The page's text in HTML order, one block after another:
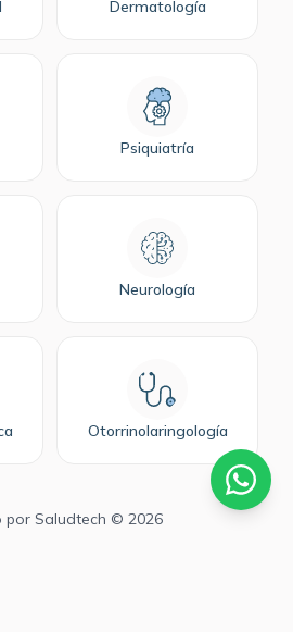
Dermatología
Psiquiatría
Neurología
Otorrinolaringología
por Saludtech © 2026